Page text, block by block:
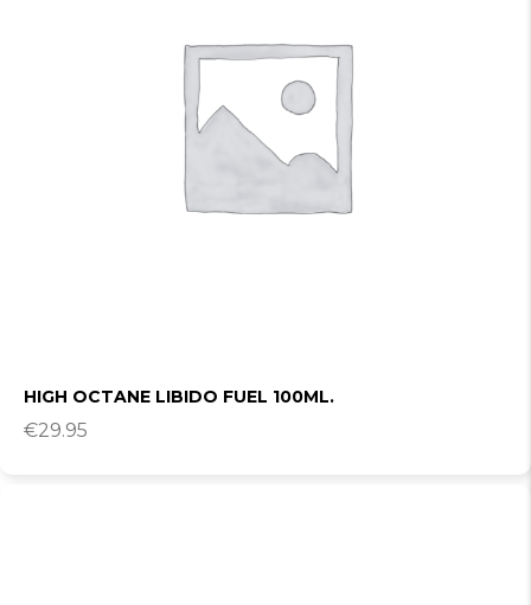
HIGH OCTANE LIBIDO FUEL 100ML.
€29.95